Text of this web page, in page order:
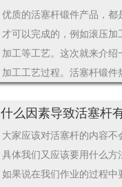
优质的活塞杆锻件产品，都
才可以完成的，例如滚压加
加工等工艺。这次就来介绍
加工工艺过程。活塞杆锻件
什么因素导致活塞杆
大家应该对活塞杆的内容不
具体我们又应该要用什么方
如果说在我们作业的过程中